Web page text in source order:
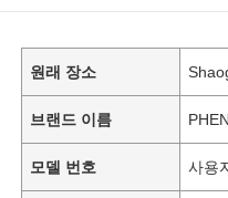
원래 장소
브랜드 이름
모델 번호 사용